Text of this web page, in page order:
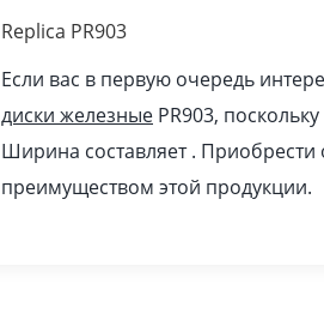
Replica PR903
Если вас в первую очередь
диски железные PR903,
Ширина составляет . Приобрести
преимуществом этой продукции.